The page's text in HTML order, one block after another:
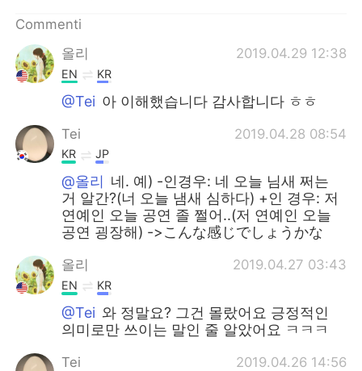
Commenti
올리
2019.04.29 12:38
EN KR
@Tei 아 이해했습니다 감사합니다 ㅎㅎ
Tei 2019.04.28 08:54
KR JP
@올리 네. 예) -인경우: 네 오늘 님새 쩌는
거 알간?(너 오늘 냄새 심하다) +인 경우: 저
연예인 오늘 공연 졸 쩔어..(저 연예인 오늘
공연 굉장해) ->こんな感じでしょうかな
올리 2019.04.27 03:43
EN KR
@Tei 와 정말요? 그건 몰랐어요 긍정적인
의미로만 쓰이는 말인 줄 알았어요 ㅋㅋㅋ
Tei 2019.04.26 14:56